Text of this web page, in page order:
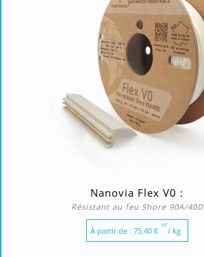
Nanovia Flex V0 :
Résistant au feu Shore 90A/40D
À partir de : 75,40 €
HT
/ kg